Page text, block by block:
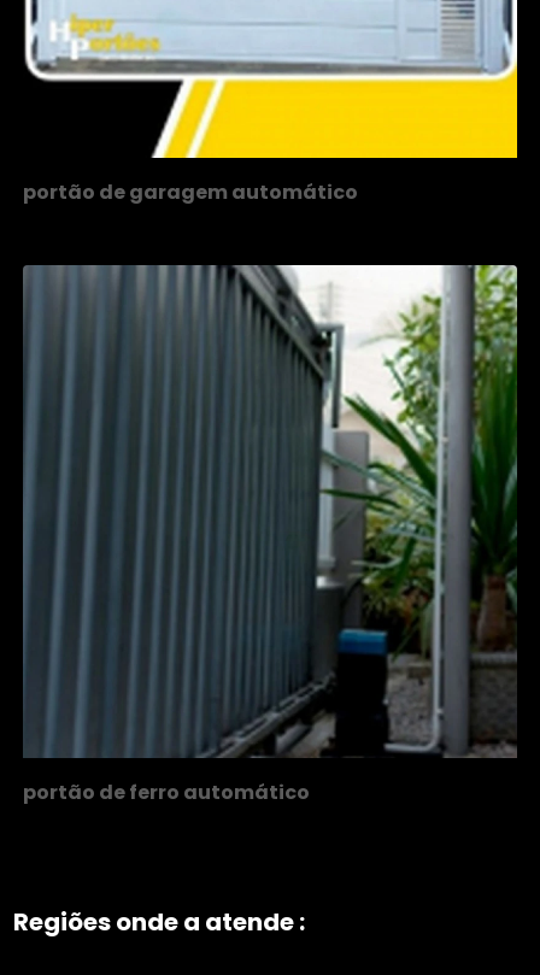
portão de garagem automático
portão de ferro automático
Regiões onde a atende :